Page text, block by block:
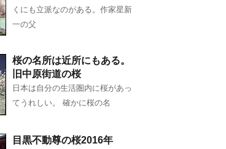
くにも立派なのがある。作家星新
一の父
桜の名所は近所にもある。
旧中原街道の桜
日本は自分の生活圏内に桜があっ
てうれしい。 確かに桜の名
目黒不動尊の桜2016年